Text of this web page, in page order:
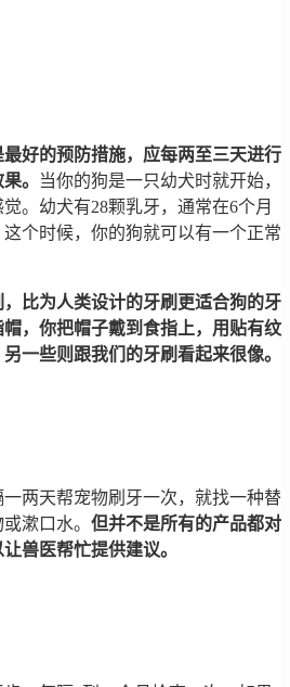
好的预防措施，应每两至三天进行
。
当你的狗是一只幼犬时就开始，
。幼犬有28颗乳牙，通常在6个月
个时候，你的狗就可以有一个正常
比为人类设计的牙刷更适合狗的牙
，你把帽子戴到食指上，用贴有纹
一些则跟我们的牙刷看起来很像。
两天帮宠物刷牙一次，就找一种替
漱口水。 但并不是所有的产品都对
兽医帮忙提供建议。